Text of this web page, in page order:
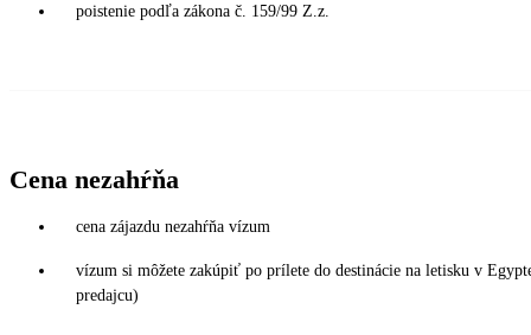
poistenie podľa zákona č. 159/99 Z.z.
Cena nezahŕňa
cena zájazdu nezahŕňa vízum
vízum si môžete zakúpiť po prílete do destinácie na letisku v
predajcu)